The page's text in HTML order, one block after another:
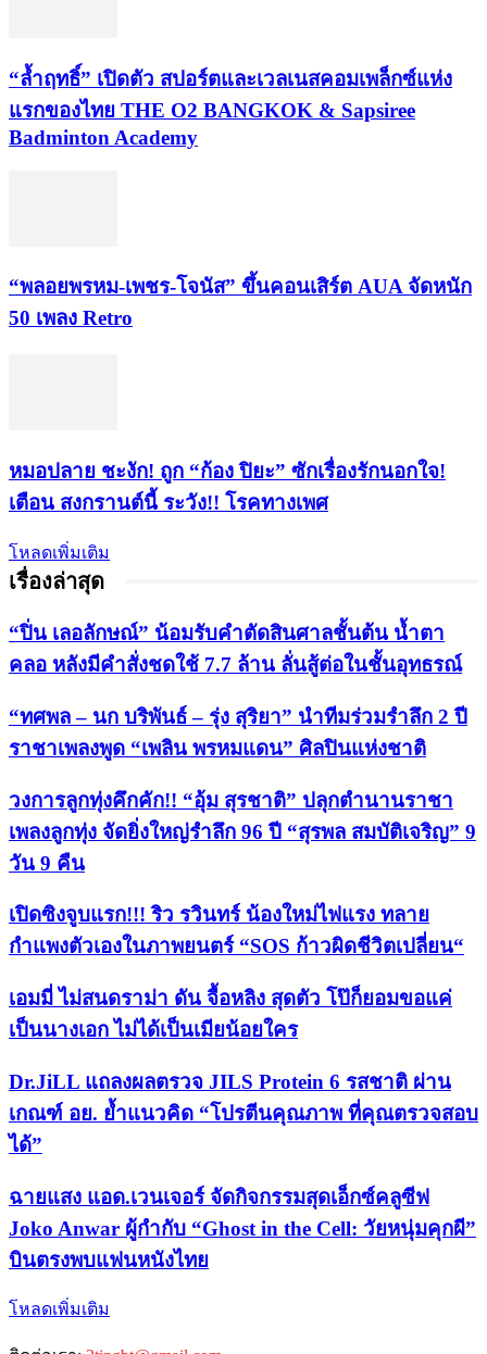
“ล้ำฤทธิ์” เปิดตัว สปอร์ตและเวลเนสคอมเพล็กซ์แห่ง
แรกของไทย THE O2 BANGKOK & Sapsiree
Badminton Academy
“พลอยพรหม-เพชร-โจนัส” ขึ้นคอนเสิร์ต AUA จัดหนัก
50 เพลง Retro
หมอปลาย ชะงัก! ถูก “ก้อง ปิยะ” ซักเรื่องรักนอกใจ!
เตือน สงกรานต์นี้ ระวัง!! โรคทางเพศ
โหลดเพิ่มเติม
เรื่องล่าสุด
“ปิ่น เลอลักษณ์” น้อมรับคำตัดสินศาลชั้นต้น น้ำตา
คลอ หลังมีคำสั่งชดใช้ 7.7 ล้าน ลั่นสู้ต่อในชั้นอุทธรณ์
“ทศพล – นก บริพันธ์ – รุ่ง สุริยา” นำทีมร่วมรำลึก 2 ปี
ราชาเพลงพูด “เพลิน พรหมแดน” ศิลปินแห่งชาติ
วงการลูกทุ่งคึกคัก!! “อุ้ม สุรชาติ” ปลุกตำนานราชา
เพลงลูกทุ่ง จัดยิ่งใหญ่รำลึก 96 ปี “สุรพล สมบัติเจริญ” 9
วัน 9 คืน
เปิดซิงจูบแรก!!! ริว รวินทร์ น้องใหม่ไฟแรง ทลาย
กำแพงตัวเองในภาพยนตร์ “SOS ก้าวผิดชีวิตเปลี่ยน“
เอมมี่ ไม่สนดราม่า ดัน จื้อหลิง สุดตัว โป๊ก็ยอมขอแค่
เป็นนางเอก ไม่ได้เป็นเมียน้อยใคร
Dr.JiLL แถลงผลตรวจ JILS Protein 6 รสชาติ ผ่าน
เกณฑ์ อย. ย้ำแนวคิด “โปรตีนคุณภาพ ที่คุณตรวจสอบ
ได้”
ฉายแสง แอด.เวนเจอร์ จัดกิจกรรมสุดเอ็กซ์คลูซีฟ
Joko Anwar ผู้กำกับ “Ghost in the Cell: วัยหนุ่มคุกผี”
บินตรงพบแฟนหนังไทย
โหลดเพิ่มเติม